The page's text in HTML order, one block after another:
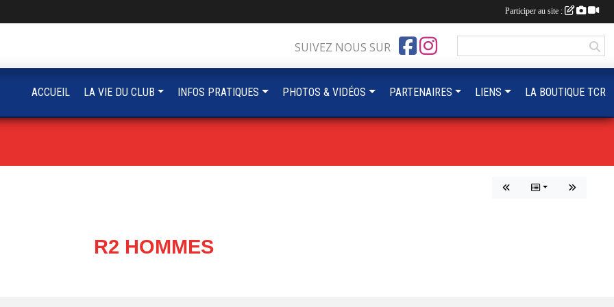
R2 HOMMES
SUIVEZ NOUS SUR
ACCUEIL LA VIE DU CLUB INFOS PRATIQUES PHOTOS & VIDÉOS PARTENAIRES LIENS LA BOUTIQUE TCR
Participer au site :